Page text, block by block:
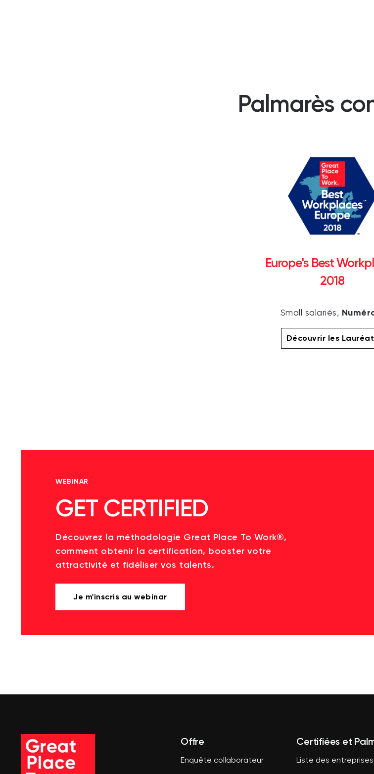
Palmarès
Europe's Best
2018
Small salariés,
Découvrir les
WEBINAR
GET CERTIFIED
Découvrez la méthodologie Great Place To Work®,
comment obtenir la certification, booster votre
attractivité et fidéliser vos talents.
Je m'inscris au webinar
Offre
Enquête collaborateur
Certifiées et
Liste des